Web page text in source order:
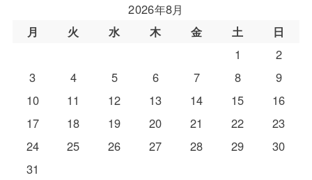
2026年8月
月
火 水 木 金 土
日
1
2
3
4 5 6 7 8
9
10
11 12 13 14 15
16
17
18 19 20 21 22
23
24
25 26 27 28 29
30
31